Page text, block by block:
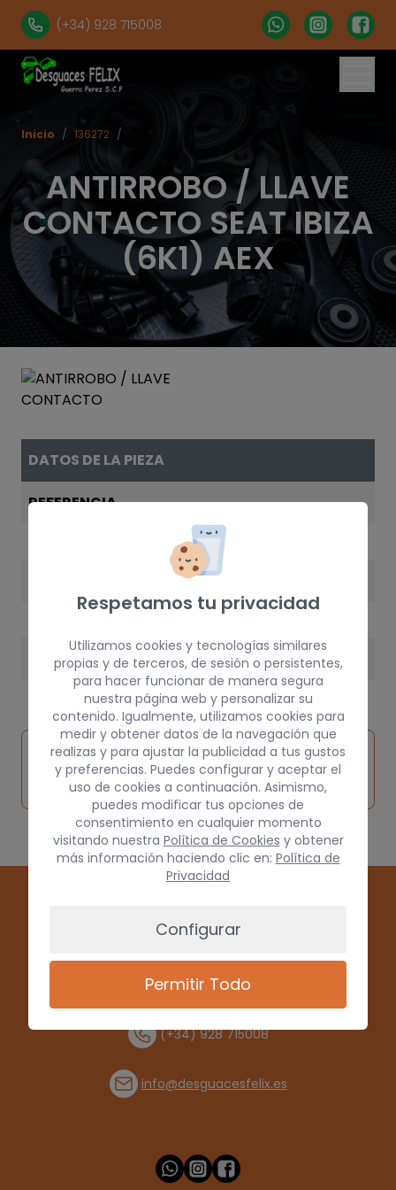
(+34) 928 715008
ANTIRROBO / LLAVE
CONTACTO SEAT IBIZA
(6K1) AEX
Inicio / 136272 /
DATOS DE LA PIEZA
REFERENCIA
PESO
Inspeccionar
vehículo de
origen
Solicitar
pieza
Consultar
por
(+34) 928 715008
info@desguacesfelix.es
Respetamos tu privacidad
Utilizamos cookies y tecnologías similares
propias y de terceros, de sesión o persistentes,
para hacer funcionar de manera segura
nuestra página web y personalizar su
contenido. Igualmente, utilizamos cookies para
medir y obtener datos de la navegación que
realizas y para ajustar la publicidad a tus gustos
y preferencias. Puedes configurar y aceptar el
uso de cookies a continuación. Asimismo,
puedes modificar tus opciones de
consentimiento en cualquier momento
visitando nuestra Política de Cookies y obtener
más información haciendo clic en: Política de
Privacidad
Configurar
Permitir Todo